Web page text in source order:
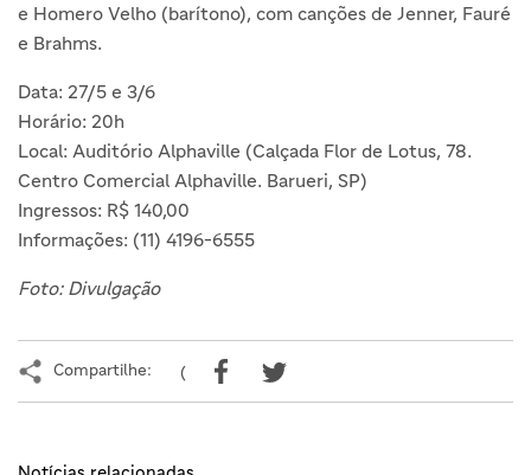
e Homero Velho (barítono), com canções de Jenner, Fauré
e Brahms.
Data: 27/5 e 3/6
Horário: 20h
Local: Auditório Alphaville (Calçada Flor de Lotus, 78.
Centro Comercial Alphaville. Barueri, SP)
Ingressos: R$ 140,00
Informações: (11) 4196-6555
Foto: Divulgação
Compartilhe: (